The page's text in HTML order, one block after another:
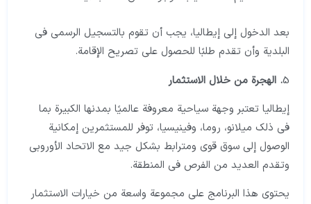
بعد الدخول إلى إيطاليا، يجب أن تقوم بالتسجيل الرسمي في
البلدية وأن تقدم طلبًا للحصول على تصريح الإقامة.
5. الهجرة من خلال الاستثمار
إيطاليا تعتبر وجهة سياحية معروفة عالميًا بمدنها الكبيرة بما
في ذلك ميلانو، روما، وفينيسيا، توفر للمستثمرين إمكانية
الوصول إلى سوق قوي ومترابط بشكل جيد مع الاتحاد الأوروبي
وتقدم العديد من الفرص في المنطقة.
يحتوي هذا البرنامج على مجموعة واسعة من خيارات الاستثمار